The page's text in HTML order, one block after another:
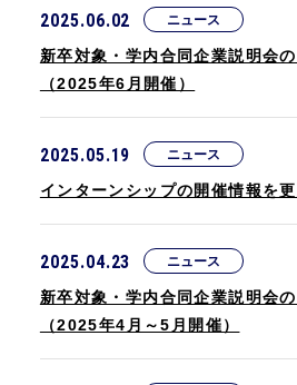
2025.06.02 ニュース
新卒対象・学内合同企業説明会
（2025年6月開催）
2025.05.19 ニュース
インターンシップの開催情報を
2025.04.23 ニュース
新卒対象・学内合同企業説明会
（2025年4月～5月開催）